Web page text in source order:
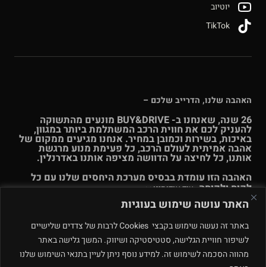
האתר עושה שימוש בעוגיות
באתר זה נעשה שימוש בקבצי Cookies לרבות של צדדים שלישיים
לשיפור חוויית הגלישה, סטטיסטיקה ושיווק. המשך גלישה באתר
מהווה הסכמה לשימוש זה. למידע נוסף ניתן לעיין בתנאי השימוש שלנו
יוטיוב
האהבה שלנו, הדרייב שלכם –
26 שנה, שאנחנו ב- BUY&DRIVE מונעים מהתשוקה
להעניק לכם את חווית הרכב המשתלמת ביותר במגוון,
באיכות, בשירות וכמובן במחיר. אנחנו מגיעים ממקום של
אהבה אמיתית לעולם הרכב, כל פעימת מנוע מרגשת
אותנו, כל לחיצה על הדוושה מציפה אותנו באדרנלין.
האהבה הזו עומדת בבסיס מערכת היחסים שלנו עם כל
לקוח ולקוחה.עוד אודותינו >>
© Buy & Drive 2004-2026. כל הזכויות באתר זה שמורות. |
תקנון
תנאי שימוש|מדיניות פרטיות – ינואר 2026
רחוב המלאכה 4, מתחם
פולג, נתניה. ט.ל.ח.